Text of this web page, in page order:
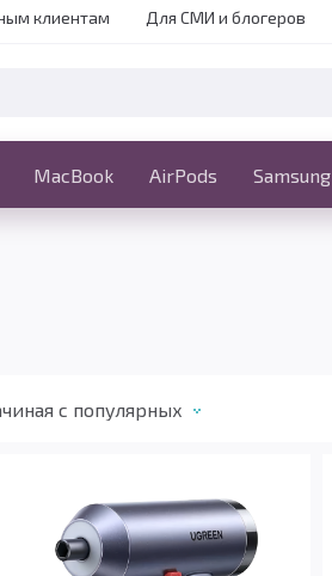
клиентам Для СМИ и блогеров
MacBook AirPods Samsung
iPhone MacBook Ещё
c популярных